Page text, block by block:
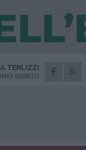
TERLIZZI
QUINTO